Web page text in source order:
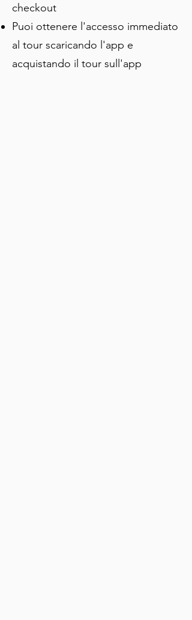
checkout
Puoi ottenere l'accesso immediato
al tour scaricando l'app e
acquistando il tour sull'app